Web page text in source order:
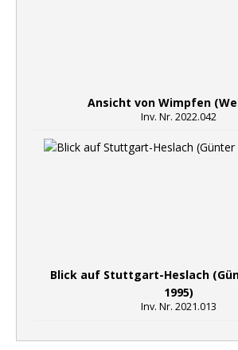
Ansicht von Wimpfen
Inv. Nr. 2022.042
Blick auf Stuttgart-Heslach
1995)
Inv. Nr. 2021.013